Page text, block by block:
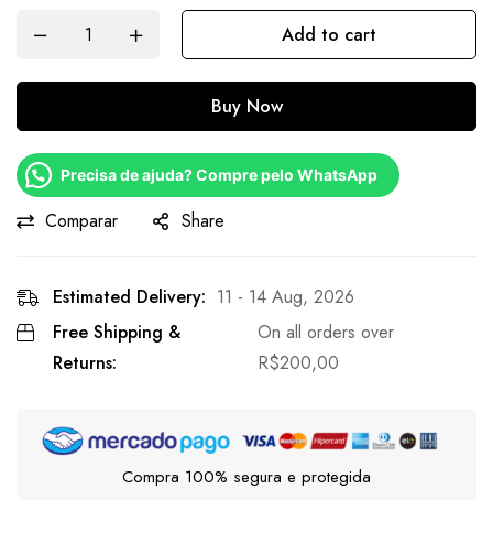
Add to cart
Buy Now
Precisa de ajuda? Compre pelo WhatsApp
Comparar Share
Estimated Delivery: 11 - 14 Aug, 2026
Free Shipping &
Returns:
On all orders over
R$200,00
Compra 100% segura e protegida